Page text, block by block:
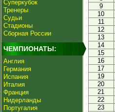
Суперкубок
Тренеры
Судьи
Стадионы
Сборная России
ЧЕМПИОНАТЫ:
Англия
Германия
Испания
Италия
Франция
Нидерланды
Португалия
9
10
11
12
13
14
15
16
17
19
20
21
22
23